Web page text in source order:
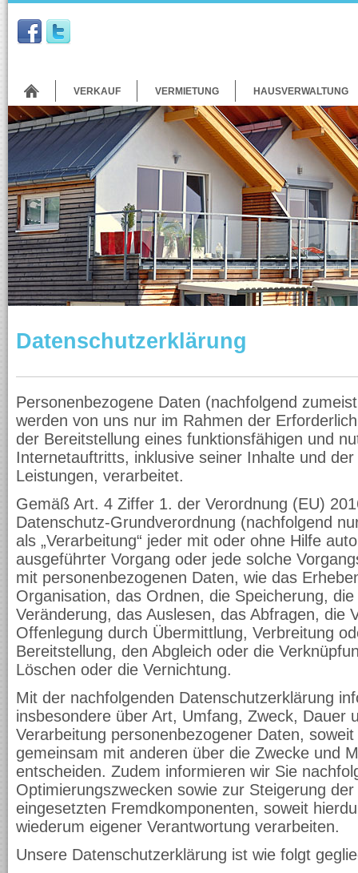
VERKAUF VERMIETUNG HAUSVERWALTUNG
Datenschutzerklärung
Personenbezogene Daten (nachfolgend
werden von uns nur im Rahmen der
der Bereitstellung eines funktionsfähigen und
Internetauftritts, inklusive seiner Inhalte und
Leistungen, verarbeitet.
Gemäß Art. 4 Ziffer 1. der Verordnung (EU)
Datenschutz-Grundverordnung (nachfolgend
als „Verarbeitung“ jeder mit oder ohne Hilfe
ausgeführter Vorgang oder jede solche
mit personenbezogenen Daten, wie das
Organisation, das Ordnen, die Speicherung,
Veränderung, das Auslesen, das Abfragen, die
Offenlegung durch Übermittlung, Verbreitung
Bereitstellung, den Abgleich oder die
Löschen oder die Vernichtung.
Mit der nachfolgenden Datenschutzerklärung
insbesondere über Art, Umfang, Zweck, Dauer
Verarbeitung personenbezogener Daten,
gemeinsam mit anderen über die Zwecke und
entscheiden. Zudem informieren wir Sie
Optimierungszwecken sowie zur Steigerung
eingesetzten Fremdkomponenten, soweit
wiederum eigener Verantwortung verarbeiten.
Unsere Datenschutzerklärung ist wie folgt